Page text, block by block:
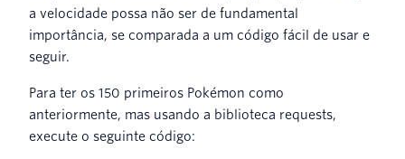
a velocidade possa não ser de fundamental
importância, se comparada a um código fácil de usar e
seguir.
Para ter os 150 primeiros Pokémon como
anteriormente, mas usando a biblioteca requests,
execute o seguinte código: